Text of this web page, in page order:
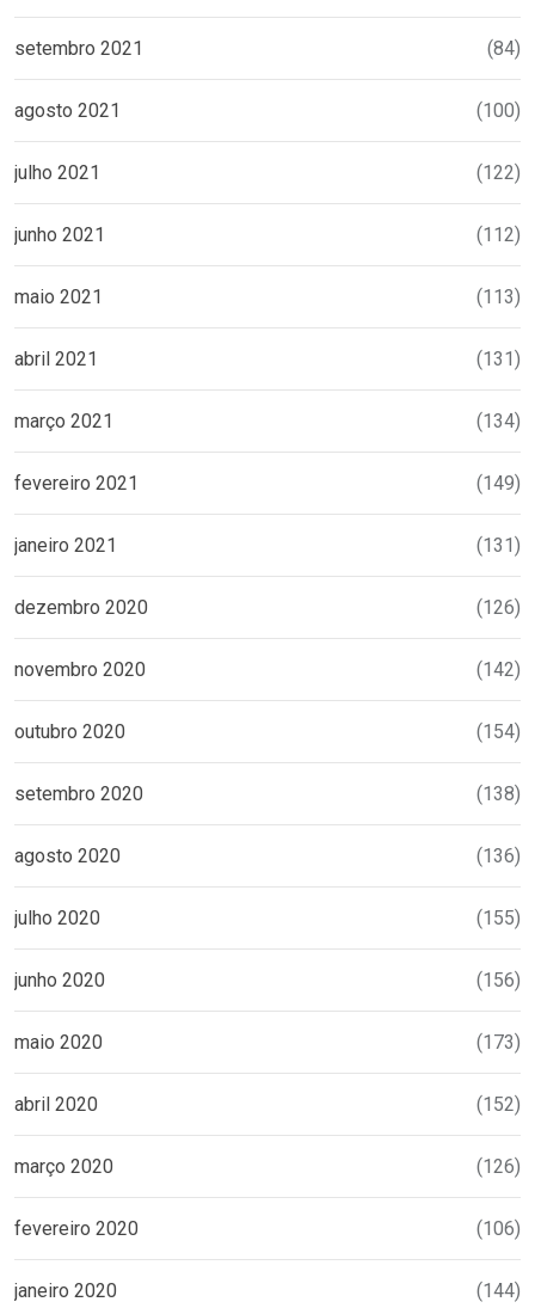
setembro 2021 (84)
agosto 2021 (100)
julho 2021 (122)
junho 2021 (112)
maio 2021 (113)
abril 2021 (131)
março 2021 (134)
fevereiro 2021 (149)
janeiro 2021 (131)
dezembro 2020 (126)
novembro 2020 (142)
outubro 2020 (154)
setembro 2020 (138)
agosto 2020 (136)
julho 2020 (155)
junho 2020 (156)
maio 2020 (173)
abril 2020 (152)
março 2020 (126)
fevereiro 2020 (106)
janeiro 2020 (144)